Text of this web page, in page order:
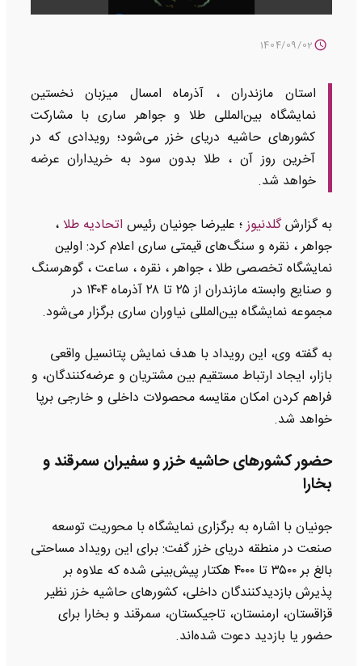
1404/09/02
استان مازندران ، آذرماه امسال میزبان نخستین
نمایشگاه بین‌المللی طلا و جواهر ساری با مشارکت
کشورهای حاشیه دریای خزر می‌شود؛ رویدادی که در
آخرین روز آن ، طلا بدون سود به خریداران عرضه
خواهد شد.
به گزارشگلدنیوز؛ علیرضا جونیان رئیس اتحادیه طلا،
جواهر ، نقره و سنگ‌های قیمتی ساری اعلام کرد: اولین
نمایشگاه تخصصی طلا ، جواهر ، نقره ، ساعت ، گوهرسنگ
و صنایع وابسته مازندران از ۲۵ تا ۲۸ آذرماه ۱۴۰۴ در
مجموعه نمایشگاه بین‌المللی نیاوران ساری برگزار می‌شود.
به گفته وی، این رویداد با هدف نمایش پتانسیل واقعی
بازار، ایجاد ارتباط مستقیم بین مشتریان و عرضه‌کنندگان، و
فراهم کردن امکان مقایسه محصولات داخلی و خارجی برپا
خواهد شد.
حضور کشورهای حاشیه خزر و سفیران سمرقند و
بخارا
جونیان با اشاره به برگزاری نمایشگاه با محوریت توسعه
صنعت در منطقه دریای خزر گفت: برای این رویداد مساحتی
بالغ بر ۳۵۰۰ تا ۴۰۰۰ هکتار پیش‌بینی شده که علاوه بر
پذیرش بازدیدکنندگان داخلی، کشورهای حاشیه خزر نظیر
قزاقستان، ارمنستان، تاجیکستان، سمرقند و بخارا برای
حضور یا بازدید دعوت شده‌اند.